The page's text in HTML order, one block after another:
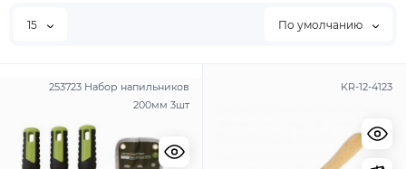
15 По умолчанию
253723 Набор напильников
200мм 3шт
KR-12-4123